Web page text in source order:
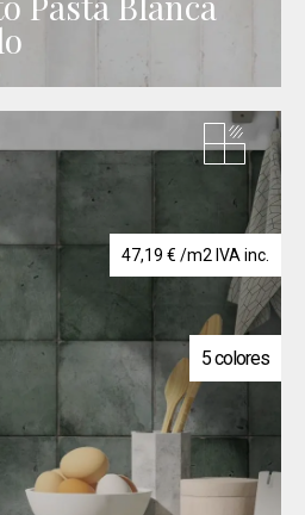
47,19 € /m2 IVA inc.
5 colores